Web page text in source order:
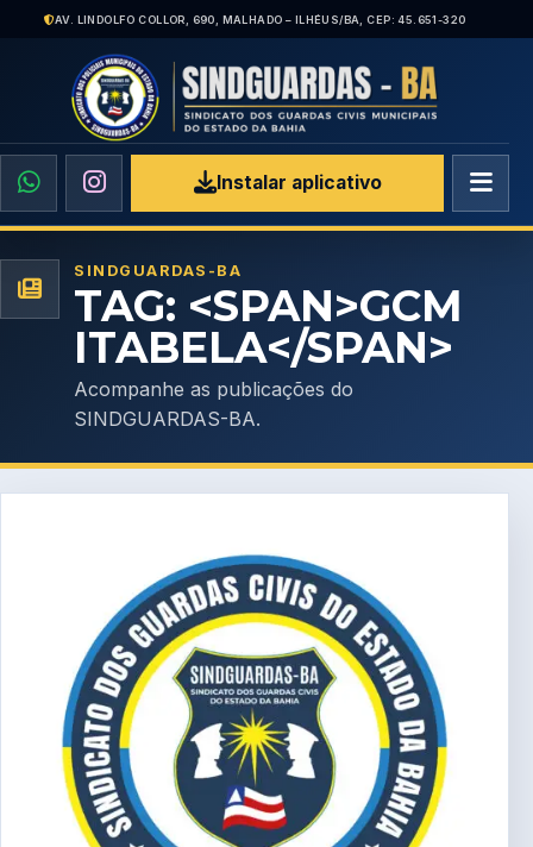
AV. LINDOLFO COLLOR, 690, MALHADO – ILHÉUS/BA, CEP: 45.651-320
Instalar aplicativo
SINDGUARDAS-BA
TAG: <SPAN>GCM
ITABELA</SPAN>
Acompanhe as publicações do
SINDGUARDAS-BA.